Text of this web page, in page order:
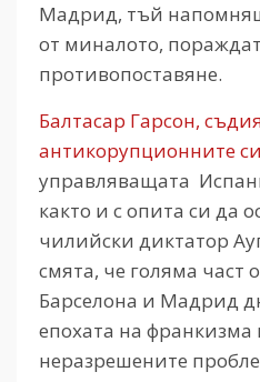
Мадрид, тъй
от миналото,
противопоставяне.
Балтасар Гарсон,
антикорупционните
управляващата
както и с опита си да
чилийски диктатор
смята, че голяма част
Барселона и Мадрид
епохата на франкизма
неразрешените